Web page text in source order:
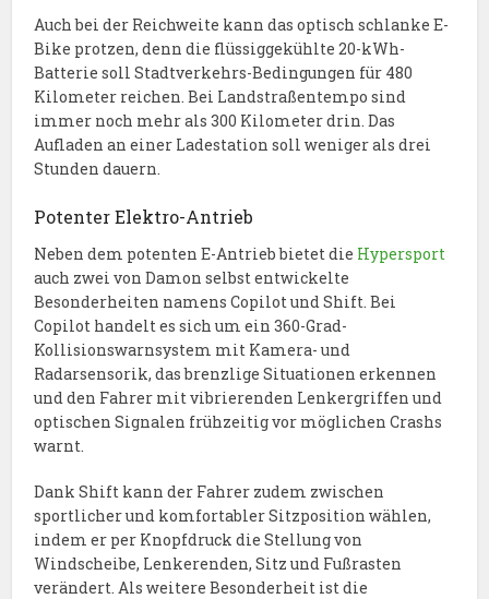
Auch bei der Reichweite kann das optisch schlanke E-
Bike protzen, denn die flüssiggekühlte 20-kWh-
Batterie soll Stadtverkehrs-Bedingungen für 480
Kilometer reichen. Bei Landstraßentempo sind
immer noch mehr als 300 Kilometer drin. Das
Aufladen an einer Ladestation soll weniger als drei
Stunden dauern.
Potenter Elektro-Antrieb
Neben dem potenten E-Antrieb bietet die Hypersport
auch zwei von Damon selbst entwickelte
Besonderheiten namens Copilot und Shift. Bei
Copilot handelt es sich um ein 360-Grad-
Kollisionswarnsystem mit Kamera- und
Radarsensorik, das brenzlige Situationen erkennen
und den Fahrer mit vibrierenden Lenkergriffen und
optischen Signalen frühzeitig vor möglichen Crashs
warnt.
Dank Shift kann der Fahrer zudem zwischen
sportlicher und komfortabler Sitzposition wählen,
indem er per Knopfdruck die Stellung von
Windscheibe, Lenkerenden, Sitz und Fußrasten
verändert. Als weitere Besonderheit ist die